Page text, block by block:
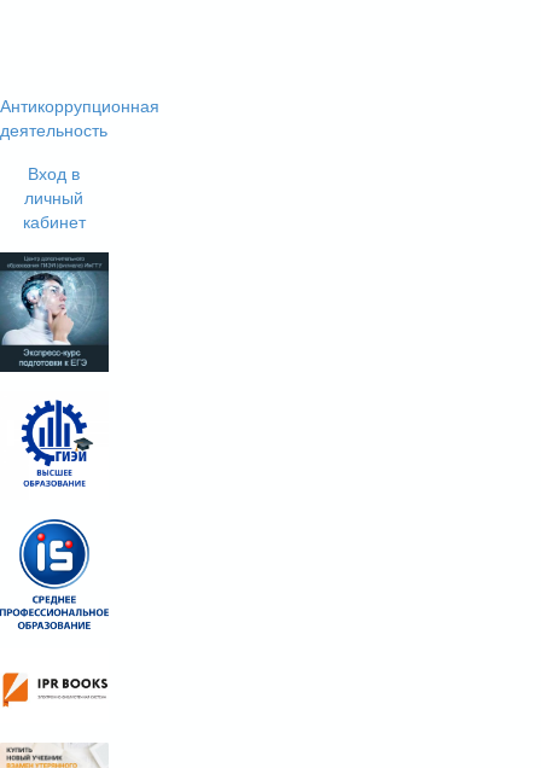
Антикоррупционная
деятельность
Вход в
личный
кабинет